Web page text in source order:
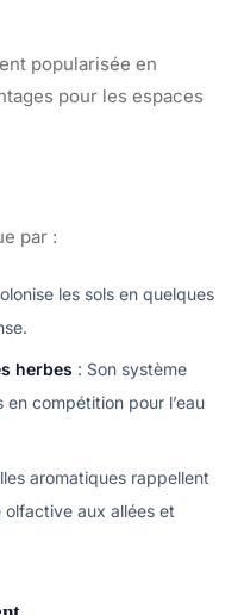
popularisée en
pour les espaces
par :
les sols en quelques
herbes : Son système
compétition pour l’eau
aromatiques rappellent
aux allées et